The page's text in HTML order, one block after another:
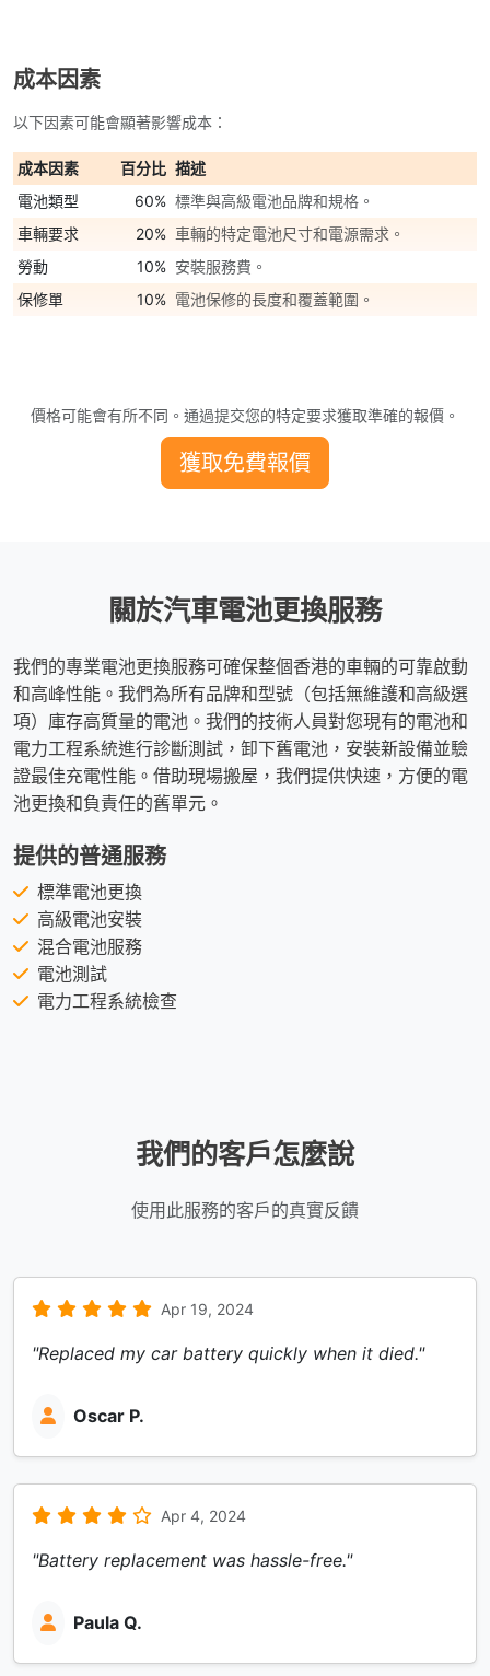
成本因素
以下因素可能會顯著影響成本：
成本因素 百分比 描述
電池類型
60% 標準與高級電池品牌和規格。
車輛要求
20% 車輛的特定電池尺寸和電源需求。
勞動
10% 安裝服務費。
保修單
10% 電池保修的長度和覆蓋範圍。
價格可能會有所不同。通過提交您的特定要求獲取準確的報價。
獲取免費報價
關於汽車電池更換服務
我們的專業電池更換服務可確保整個香港的車輛的可靠啟動
和高峰性能。我們為所有品牌和型號（包括無維護和高級選
項）庫存高質量的電池。我們的技術人員對您現有的電池和
電力工程系統進行診斷測試，卸下舊電池，安裝新設備並驗
證最佳充電性能。借助現場搬屋，我們提供快速，方便的電
池更換和負責任的舊單元。
提供的普通服務
標準電池更換
高級電池安裝
混合電池服務
電池測試
電力工程系統檢查
我們的客戶怎麼說
使用此服務的客戶的真實反饋
Apr 19, 2024
"Replaced my car battery quickly when it died."
Oscar P.
Apr 4, 2024
"Battery replacement was hassle-free."
Paula Q.